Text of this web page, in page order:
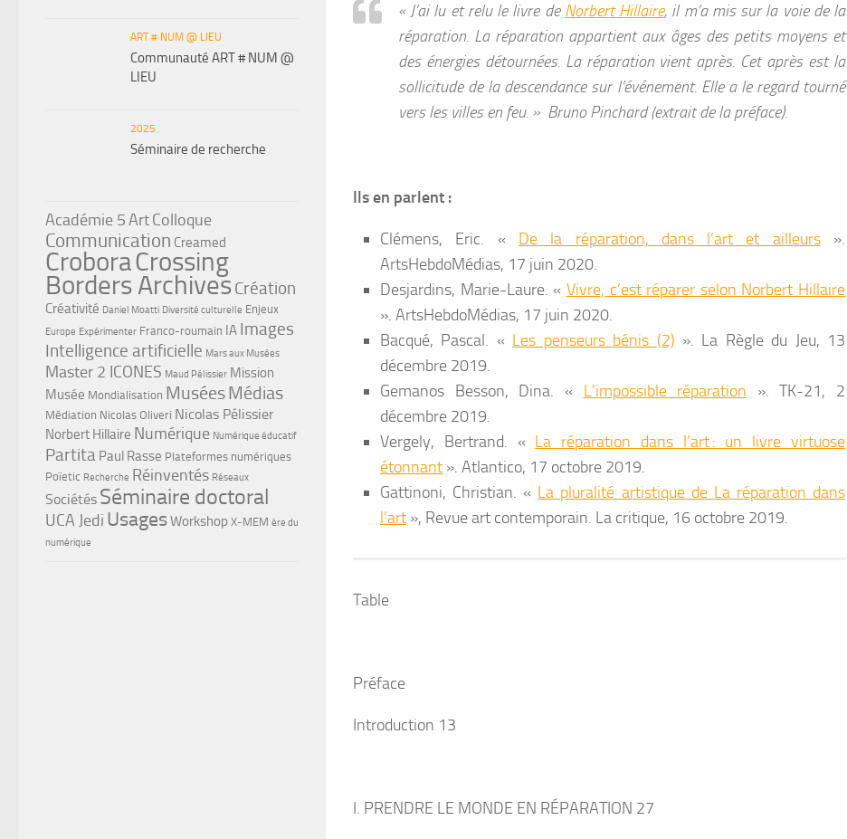
« J’ai lu et relu le livre de Norbert Hillaire, il m’a mis sur la voie de la
réparation. La réparation appartient aux âges des petits moyens et
des énergies détournées. La réparation vient après. Cet après est la
sollicitude de la descendance sur l’événement. Elle a le regard tourné
vers les villes en feu. » Bruno Pinchard (extrait de la préface).
Ils en parlent :
Clémens, Eric. « De la réparation, dans l’art et ailleurs».
ArtsHebdoMédias, 17 juin 2020.
Desjardins, Marie-Laure. « Vivre, c’est réparer selon Norbert Hillaire
». ArtsHebdoMédias, 17 juin 2020.
Bacqué, Pascal. « Les penseurs bénis (2) ». La Règle du Jeu, 13
décembre 2019.
Gemanos Besson, Dina. « L’impossible réparation ». TK-21, 2
décembre 2019.
Vergely, Bertrand. « La réparation dans l’art : un livre virtuose
étonnant ». Atlantico, 17 octobre 2019.
Gattinoni, Christian. « La pluralité artistique de La réparation dans
l’art », Revue art contemporain. La critique, 16 octobre 2019.
Table
Préface
Introduction 13
I. PRENDRE LE MONDE EN RÉPARATION 27
ART # NUM @ LIEU
Communauté ART # NUM @
LIEU
2025
Séminaire de recherche
Académie 5ArtColloque
Communication Creamed
CroboraCrossing
Borders ArchivesCréation
Créativité Daniel Moatti Diversité culturelle Enjeux
Europe Expérimenter Franco-roumain IA Images
Intelligence artificielle Mars aux Musées
Master 2 ICONES Maud Pélissier Mission
Musée Mondialisation MuséesMédias
Médiation Nicolas Oliveri Nicolas Pélissier
Norbert Hillaire Numérique Numérique éducatif
Partita Paul Rasse Plateformes numériques
Poïetic Recherche Réinventés Réseaux
Sociétés Séminaire doctoral
UCA Jedi UsagesWorkshop X-MEM ère du
numérique